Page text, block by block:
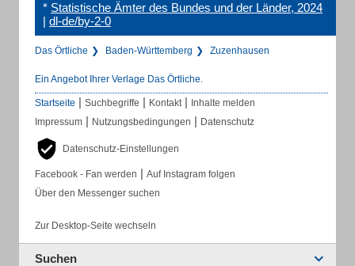
* Statistische Ämter des Bundes und der Länder, 2024
| dl-de/by-2-0
Das Örtliche Baden-Württemberg Zuzenhausen
Ein Angebot Ihrer Verlage Das Örtliche.
Startseite | Suchbegriffe | Kontakt | Inhalte melden
Impressum | Nutzungsbedingungen | Datenschutz
Datenschutz-Einstellungen
Facebook - Fan werden | Auf Instagram folgen
Über den Messenger suchen
Zur Desktop-Seite wechseln
Suchen